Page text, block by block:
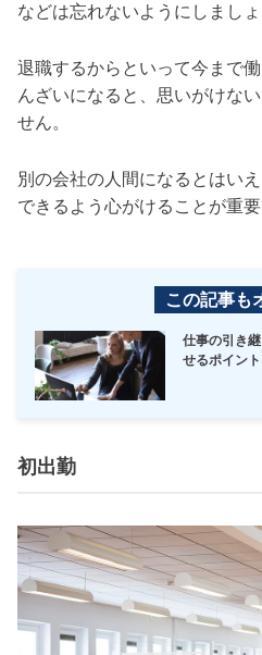
などは忘れないようにしましょ
退職するからといって今まで
んざいになると、思いがけな
せん。
別の会社の人間になるとはい
できるよう心がけることが重要
この記事も
仕事の引き
せるポイン
初出勤